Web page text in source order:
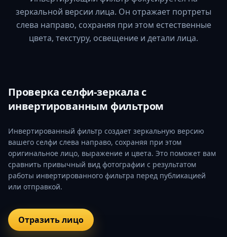
зеркальной версии лица. Он отражает портреты
слева направо, сохраняя при этом естественные
цвета, текстуру, освещение и детали лица.
Проверка селфи-зеркала с
инвертированным фильтром
Инвертированный фильтр создает зеркальную версию
вашего селфи слева направо, сохраняя при этом
оригинальное лицо, выражение и цвета. Это поможет вам
сравнить привычный вид фотографии с результатом
работы инвертированного фильтра перед публикацией
или отправкой.
Отразить лицо